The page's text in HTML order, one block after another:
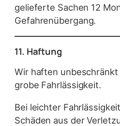
gelieferte Sachen 12
Gefahrenübergang.
11. Haftung
Wir haften
grobe Fahrlässigkeit.
Bei leichter
Schäden aus der